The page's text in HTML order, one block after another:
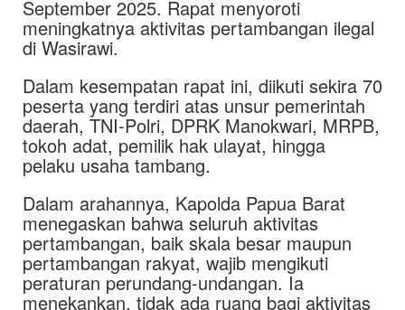
September 2025. Rapat menyoroti
meningkatnya aktivitas pertambangan ilegal
di Wasirawi.
Dalam kesempatan rapat ini, diikuti sekira 70
peserta yang terdiri atas unsur pemerintah
daerah, TNI-Polri, DPRK Manokwari, MRPB,
tokoh adat, pemilik hak ulayat, hingga
pelaku usaha tambang.
Dalam arahannya, Kapolda Papua Barat
menegaskan bahwa seluruh aktivitas
pertambangan, baik skala besar maupun
pertambangan rakyat, wajib mengikuti
peraturan perundang-undangan. Ia
menekankan, tidak ada ruang bagi aktivitas